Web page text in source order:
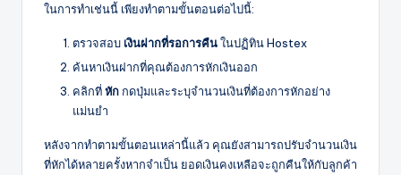
ในการทำเช่นนี้ เพียงทำตามขั้นตอนต่อไปนี้:
ตรวจสอบ เงินฝากที่รอการคืนในปฏิทิน Hostex
ค้นหาเงินฝากที่คุณต้องการหักเงินออก
คลิกที่หัก กดปุ่มและระบุจำนวนเงินที่ต้องการหักอย่าง
แม่นยำ
หลังจากทำตามขั้นตอนเหล่านี้แล้ว คุณยังสามารถปรับจำนวนเงิน
ที่หักได้หลายครั้งหากจำเป็น ยอดเงินคงเหลือจะถูกคืนให้กับลูกค้า